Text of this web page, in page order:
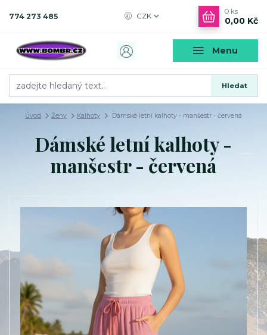
Menu
CZK
Hledat
774 273 485
0 ks
0,00 Kč
Úvod Ženy Kalhoty Dámské letní kalhoty - manšestr - červená
Dámské letní kalhoty -
manšestr - červená